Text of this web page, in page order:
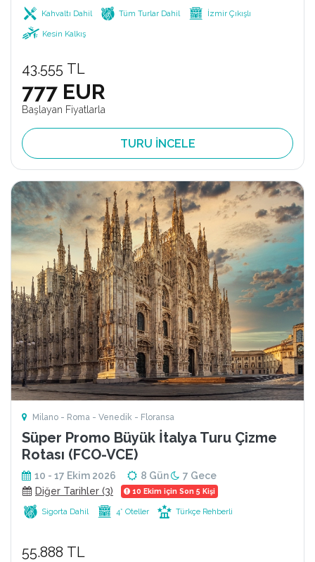
Kahvaltı Dahil Tüm Turlar Dahil İzmir Çıkışlı
Kesin Kalkış
43.555 TL
777 EUR
Başlayan Fiyatlarla
TURU İNCELE
Milano - Roma - Venedik - Floransa
Süper Promo Büyük İtalya Turu Çizme
Rotası (FCO-VCE)
10 - 17 Ekim 2026 8 Gün
7 Gece
Diğer Tarihler (3)
10 Ekim için Son 5 Kişi
Sigorta Dahil 4* Oteller Türkçe Rehberli
55.888 TL